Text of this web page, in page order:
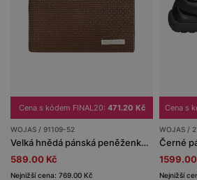
Cena s kódem FINAL20: 471.20 Kč
WOJAS / 91109-52
Velká hnědá pánská peněženka z reliéfní kůže
589.00 Kč
Nejnižší cena: 769.00 Kč
Cena s
WOJAS /
Nejnižší